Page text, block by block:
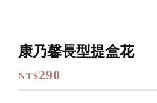
康乃馨長型提盒花
NT$290